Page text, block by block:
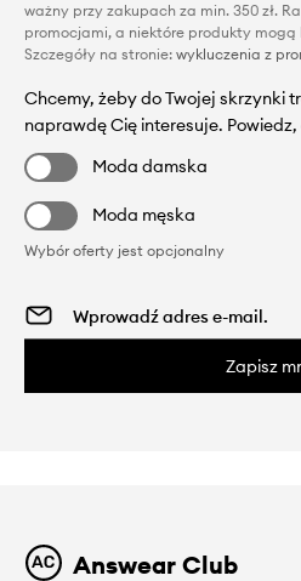
ważny przy zakupach za min. 350 zł.
promocjami, a niektóre produkty mogą
Szczegóły na stronie: wykluczenia z
Chcemy, żeby do Twojej skrzynki
naprawdę Cię interesuje.
Moda damska
Moda męska
Wybór oferty jest opcjonalny
Zapisz
Answear Club